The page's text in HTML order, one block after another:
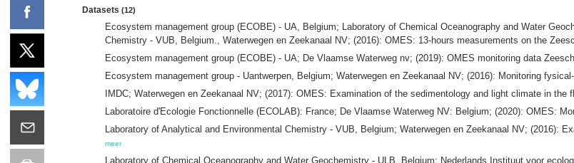
Datasets (12)
Ecosystem management group (ECOBE) - UA, Belgium; Laboratory of Chemical Oceanography and Water
Chemistry - VUB, Belgium., Waterwegen en Zeekanaal NV; (2016): OMES: 13-hours measurements on the
Ecosystem management group (ECOBE) - UA; De Vlaamse Waterweg nv; (2019): OMES monitoring data
Ecosystem management group - Uantwerpen, Belgium; Waterwegen en Zeekanaal NV; (2016): Monitoring
IMDC; Waterwegen en Zeekanaal NV; (2017): OMES: Examination of the sedimentology and light climate in the
Laboratoire d'Ecologie Fonctionnelle (ECOLAB): France; De Vlaamse Waterweg NV: Belgium; (2020): OMES:
Laboratory of Analytical and Environmental Chemistry - VUB, Belgium; Waterwegen en Zeekanaal NV; (2016):
meer
Laboratory of Chemical Oceanography and Water Geochemistry - ULB, Belgium; Nederlands Instituut voor